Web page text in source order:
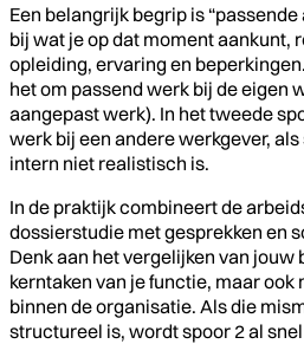
Een belangrijk begrip is
bij wat je op dat moment aankunt,
opleiding, ervaring en
het om passend werk bij de eigen
aangepast werk). In het tweede
werk bij een andere werkgever,
intern niet realistisch is.
In de praktijk combineert de
dossierstudie met gesprekken en
Denk aan het vergelijken van
kerntaken van je functie, maar
binnen de organisatie. Als die
structureel is, wordt spoor 2 al